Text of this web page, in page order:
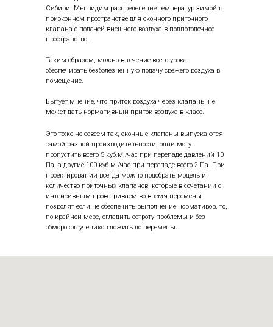
Сибири. Мы видим распределение температур зимой в
приоконном пространстве для оконного приточного
клапана с подачей внешнего воздуха в подпотолочное
пространство.
Таким образом, можно в течение всего урока
обеспечивать безболезненную подачу свежего воздуха в
помещение.
Бытует мнение, что приток воздуха через клапаны не
может дать нормативный приток воздуха в класс.
Это тоже не совсем так, оконные клапаны выпускаются
самой разной производительности, одни могут
пропустить всего 5 куб.м./час при перепаде давлений 10
Па, а другие 100 куб.м./час при перепаде всего 2 Па. При
проектировании всегда можно подобрать модель и
количество приточных клапанов, которые в сочетании с
интенсивным проветриваем во время перемены
позволят если не обеспечить выполнение нормативов, то,
по крайней мере, сгладить остроту проблемы и без
обмороков учеников дожить до перемены.